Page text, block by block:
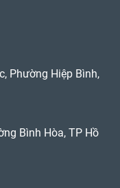
Phường Hiệp Bình,
Bình Hòa, TP Hồ